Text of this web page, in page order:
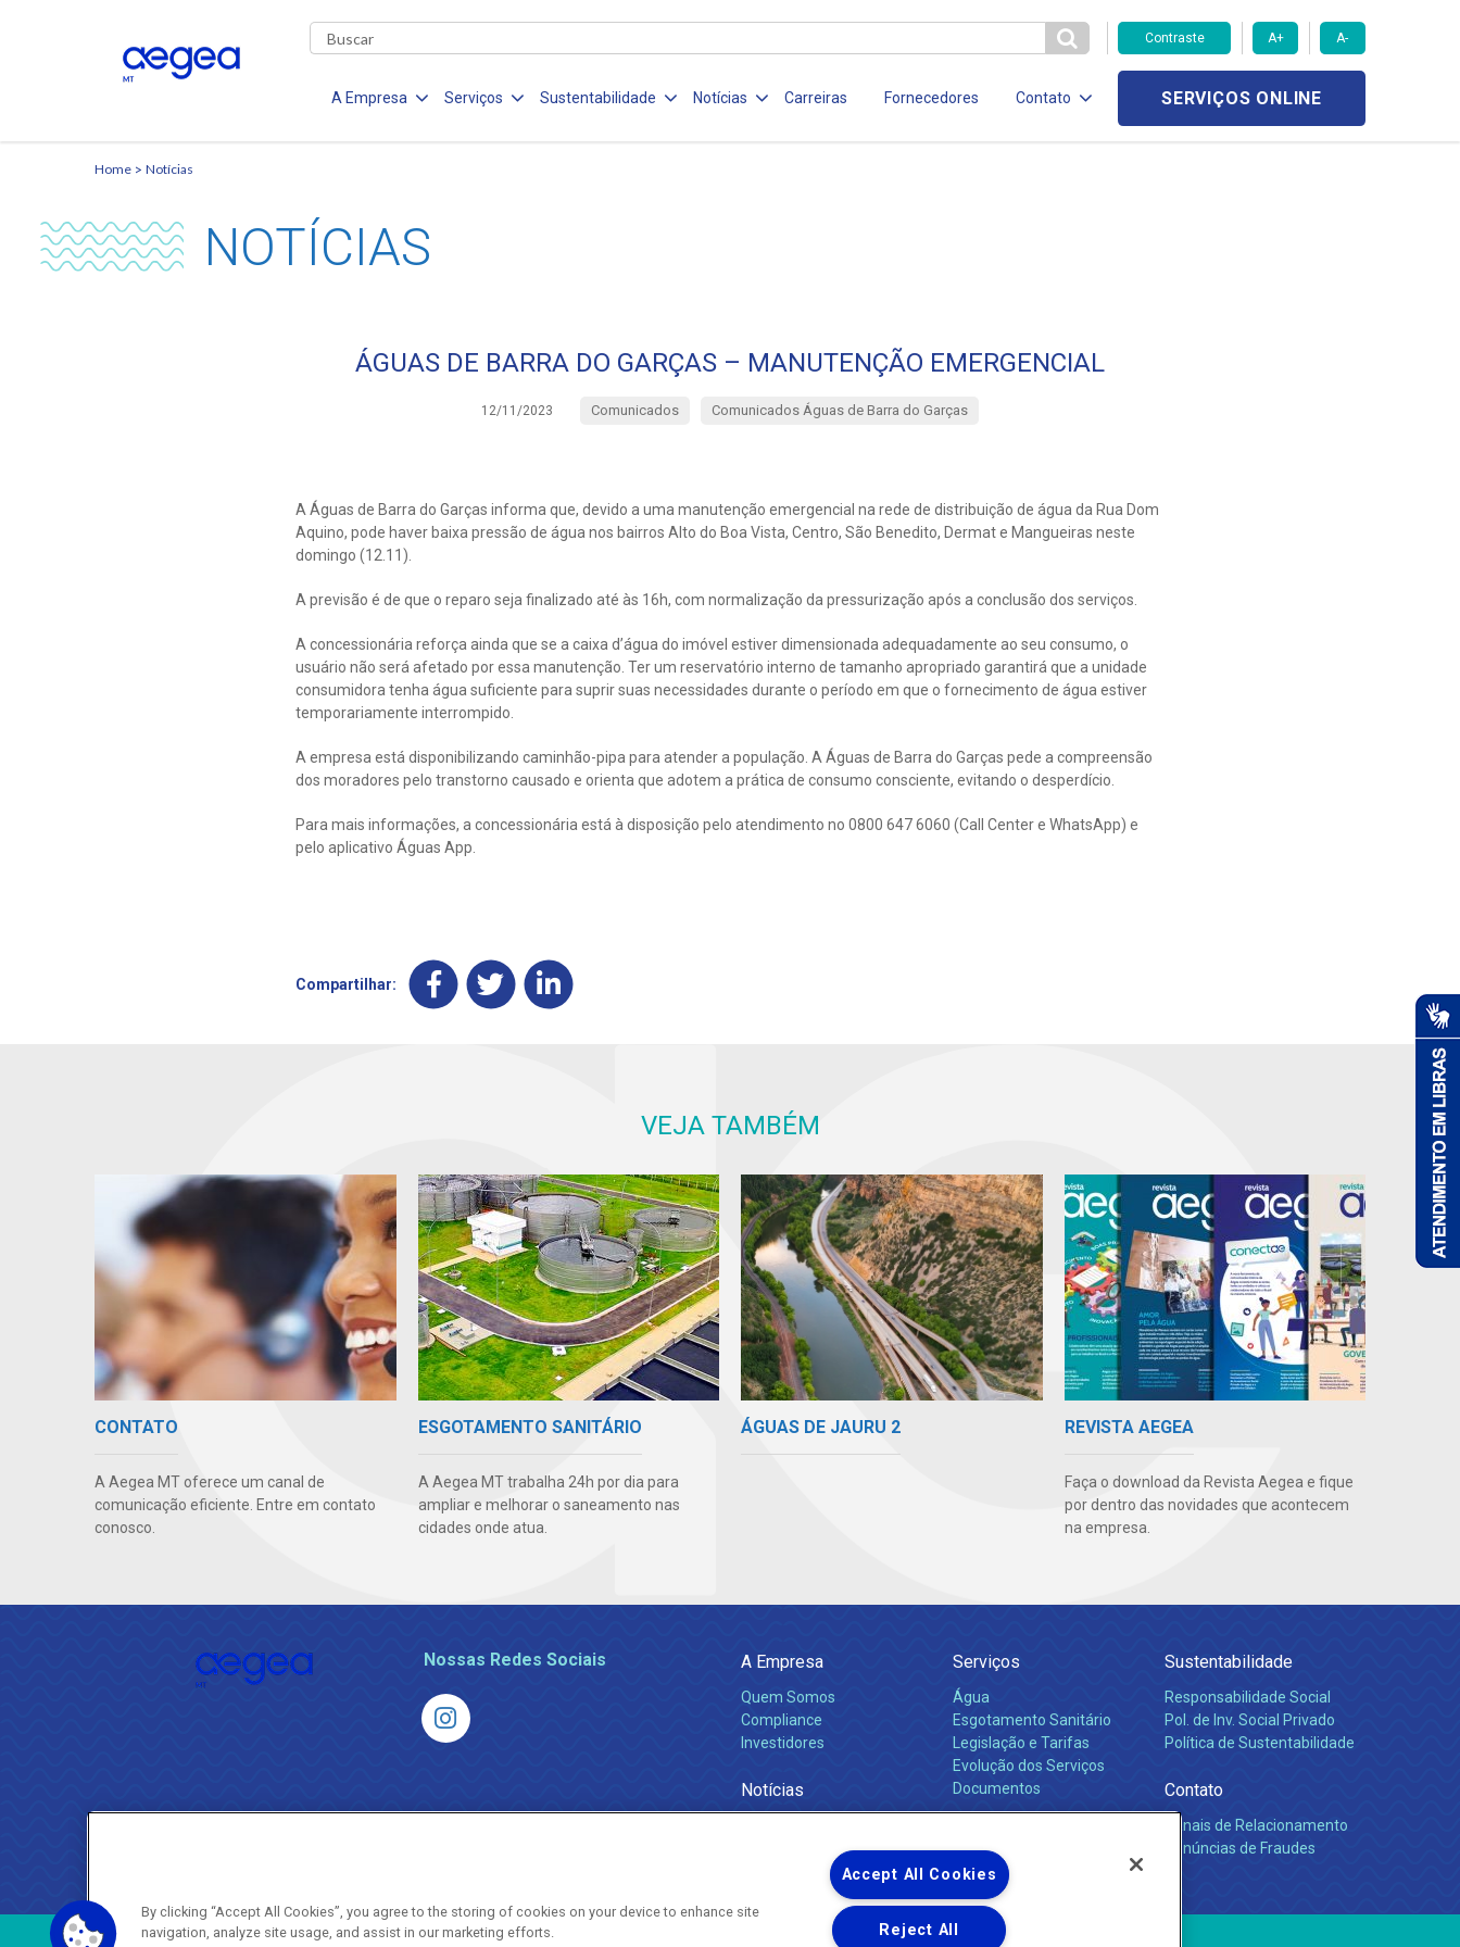
Contraste A+ A-
A Empresa Serviços Sustentabilidade Notícias Carreiras Fornecedores Contato SERVIÇOS ONLINE
Home Notícias
NOTÍCIAS
ÁGUAS DE BARRA DO GARÇAS – MANUTENÇÃO EMERGENCIAL
12/11/2023 Comunicados Comunicados Águas de Barra do Garças
A Águas de Barra do Garças informa que, devido a uma manutenção emergencial na rede de distribuição de água da Rua Dom
Aquino, pode haver baixa pressão de água nos bairros Alto do Boa Vista, Centro, São Benedito, Dermat e Mangueiras neste
domingo (12.11).
A previsão é de que o reparo seja finalizado até às 16h, com normalização da pressurização após a conclusão dos serviços.
A concessionária reforça ainda que se a caixa d’água do imóvel estiver dimensionada adequadamente ao seu consumo, o
usuário não será afetado por essa manutenção. Ter um reservatório interno de tamanho apropriado garantirá que a unidade
consumidora tenha água suficiente para suprir suas necessidades durante o período em que o fornecimento de água estiver
temporariamente interrompido.
A empresa está disponibilizando caminhão-pipa para atender a população. A Águas de Barra do Garças pede a compreensão
dos moradores pelo transtorno causado e orienta que adotem a prática de consumo consciente, evitando o desperdício.
Para mais informações, a concessionária está à disposição pelo atendimento no 0800 647 6060 (Call Center e WhatsApp) e
pelo aplicativo Águas App.
Compartilhar:
VEJA TAMBÉM
CONTATO
A Aegea MT oferece um canal de
comunicação eficiente. Entre em contato
conosco.
ESGOTAMENTO SANITÁRIO
A Aegea MT trabalha 24h por dia para
ampliar e melhorar o saneamento nas
cidades onde atua.
ÁGUAS DE JAURU 2 REVISTA AEGEA
Faça o download da Revista Aegea e fique
por dentro das novidades que acontecem
na empresa.
Nossas Redes Sociais A Empresa
Quem Somos
Compliance
Investidores
Notícias
Serviços
Água
Esgotamento Sanitário
Legislação e Tarifas
Evolução dos Serviços
Documentos
Sustentabilidade
Responsabilidade Social
Pol. de Inv. Social Privado
Política de Sustentabilidade
Contato
Canais de Relacionamento
Denúncias de Fraudes
By clicking “Accept All Cookies”, you agree to the storing of cookies on your device to enhance site
navigation, analyze site usage, and assist in our marketing efforts.
Accept All Cookies
Reject All